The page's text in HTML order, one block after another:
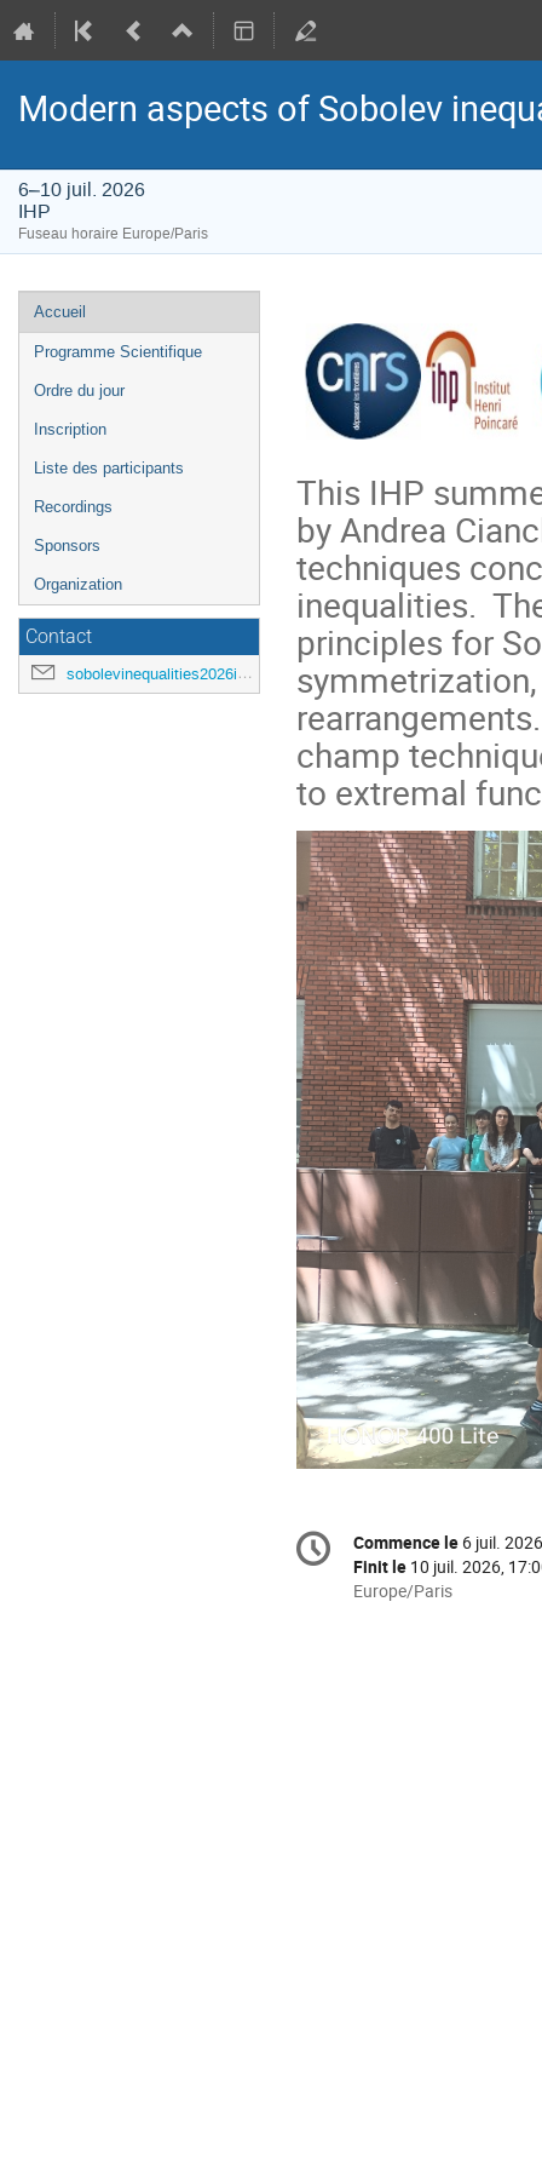
Modern aspects of Sobolev
6–10 juil. 2026
IHP
Fuseau horaire Europe/Paris
Menu
de
l'événement
Accueil
Programme Scientifique
Ordre du jour
Inscription
Liste des participants
Recordings
Sponsors
Organization
Contact
sobolevinequalities2026ihp@gmail.com
This IHP
by Andrea
techniques
inequalities.
principles for
champ
to extremal
Information
de
Date/Heure
Commence le 6 juil.
Finit le 10 juil. 2026,
Toutes
Europe/Paris